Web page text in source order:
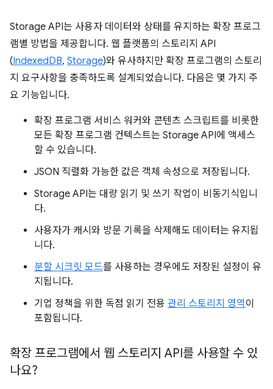
Storage API는 사용자 데이터와 상태를 유지하는 확장 프로그
램별 방법을 제공합니다. 웹 플랫폼의 스토리지 API
(IndexedDB, Storage)와 유사하지만 확장 프로그램의 스토리
지 요구사항을 충족하도록 설계되었습니다. 다음은 몇 가지 주
요 기능입니다.
확장 프로그램 서비스 워커와 콘텐츠 스크립트를 비롯한
모든 확장 프로그램 컨텍스트는 Storage API에 액세스
할 수 있습니다.
JSON 직렬화 가능한 값은 객체 속성으로 저장됩니다.
Storage API는 대량 읽기 및 쓰기 작업이 비동기식입니
다.
사용자가 캐시와 방문 기록을 삭제해도 데이터는 유지됩
니다.
분할 시크릿 모드를 사용하는 경우에도 저장된 설정이 유
지됩니다.
기업 정책을 위한 독점 읽기 전용 관리 스토리지 영역이
포함됩니다.
확장 프로그램에서 웹 스토리지 API를 사용할 수 있
나요?